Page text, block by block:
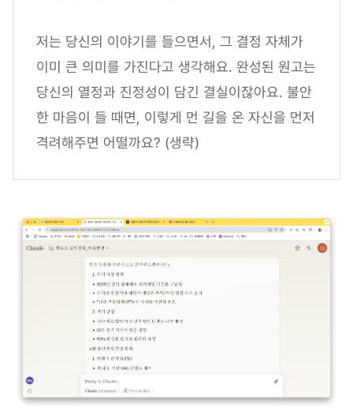
저는 당신의 이야기를 들으면서, 그 결정 자체가
이미 큰 의미를 가진다고 생각해요. 완성된 원고는
당신의 열정과 진정성이 담긴 결실이잖아요. 불안
한 마음이 들 때면, 이렇게 먼 길을 온 자신을 먼저
격려해주면 어떨까요? (생략)